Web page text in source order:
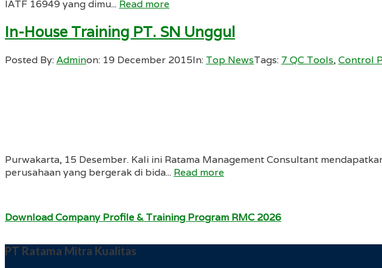
IATF 16949 yang dimu... Read more
In-House Training PT. SN Unggul
Posted By:Adminon: 19 December 2015In: Top NewsTags: 7 QC Tools,Control
Purwakarta, 15 Desember. Kali ini Ratama Management Consultant
perusahaan yang bergerak di bida... Read more
Download Company Profile & Training Program RMC 2026
PT Ratama Mitra Kualitas